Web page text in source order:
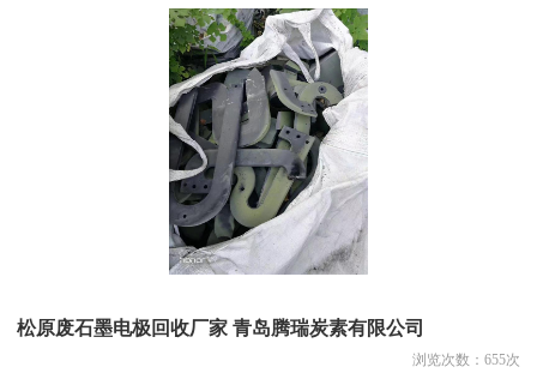
松原废石墨电极回收厂家 青岛腾瑞炭素有限公司
浏览次数： 655次